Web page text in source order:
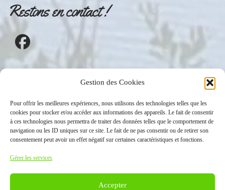
Gestion des Cookies
Pour offrir les meilleures expériences, nous utilisons des technologies telles que les
cookies pour stocker et/ou accéder aux informations des appareils. Le fait de consentir
à ces technologies nous permettra de traiter des données telles que le comportement de
navigation ou les ID uniques sur ce site. Le fait de ne pas consentir ou de retirer son
consentement peut avoir un effet négatif sur certaines caractéristiques et fonctions.
Gérer les services
Accepter
Restons en contact !